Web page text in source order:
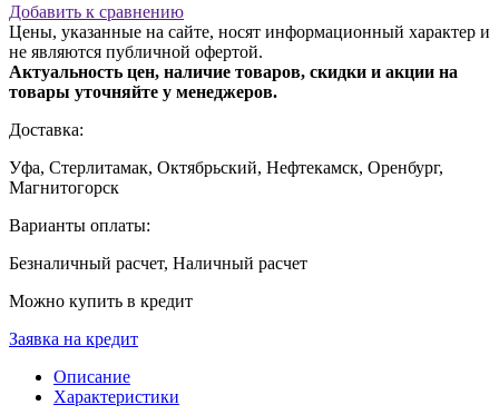
Добавить к сравнению
Цены, указанные на сайте, носят информационный характер и
не являются публичной офертой.
Актуальность цен, наличие товаров, скидки и акции на
товары уточняйте у менеджеров.
Доставка:
Уфа, Стерлитамак, Октябрьский, Нефтекамск, Оренбург,
Магнитогорск
Варианты оплаты:
Безналичный расчет, Наличный расчет
Можно купить в кредит
Заявка на кредит
Описание
Характеристики